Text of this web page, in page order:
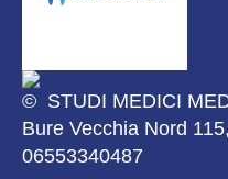
© STUDI MEDICI
Bure Vecchia Nord
06553340487